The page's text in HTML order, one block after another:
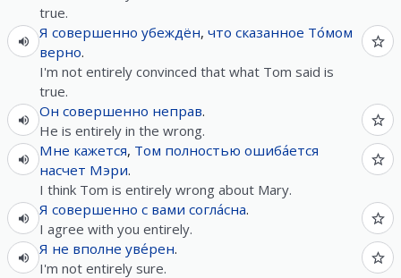
true.
Я совершенно убеждён, что сказанное То́мом
верно.
I'm not entirely convinced that what Tom said is
true.
Он совершенно неправ.
He is entirely in the wrong.
Мне кажется, Том полностью ошиба́ется
насчет Мэри.
I think Tom is entirely wrong about Mary.
Я совершенно с вами согла́сна.
I agree with you entirely.
Я не вполне уве́рен.
I'm not entirely sure.